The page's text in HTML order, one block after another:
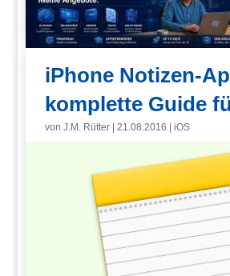
iPhone Notizen-
komplette Guide
vonJ.M. Rütter |21.08.2016 |iOS